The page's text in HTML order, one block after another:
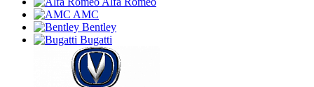
AMC
Bentley
Bugatti